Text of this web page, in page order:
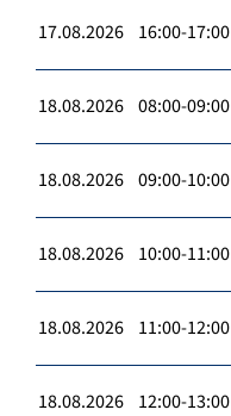
17.08.2026 16:00-17:00
18.08.2026 08:00-09:00
18.08.2026 09:00-10:00
18.08.2026 10:00-11:00
18.08.2026 11:00-12:00
18.08.2026 12:00-13:00